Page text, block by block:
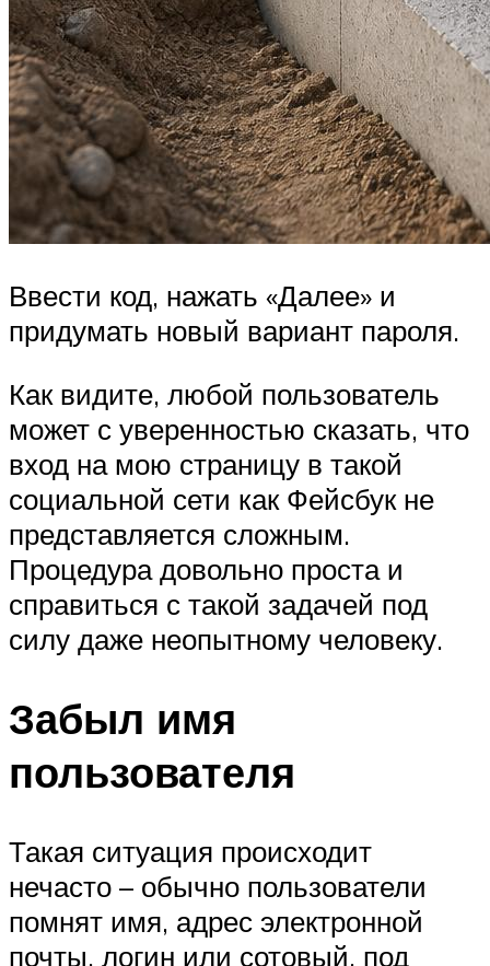
Ввести код, нажать «Далее» и
придумать новый вариант пароля.
Как видите, любой пользователь
может с уверенностью сказать, что
вход на мою страницу в такой
социальной сети как Фейсбук не
представляется сложным.
Процедура довольно проста и
справиться с такой задачей под
силу даже неопытному человеку.
Забыл имя
пользователя
Такая ситуация происходит
нечасто – обычно пользователи
помнят имя, адрес электронной
почты, логин или сотовый, под